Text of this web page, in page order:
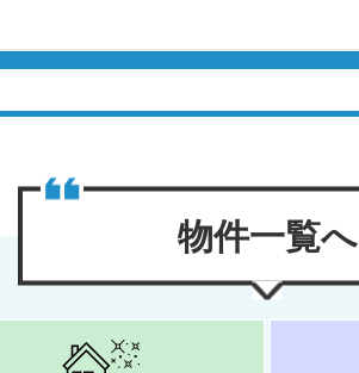
物件⼀覧へ